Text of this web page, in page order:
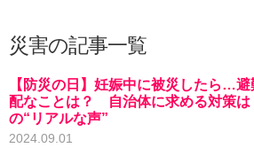
災害の記事一覧
【防災の日】妊娠中に被災したら…
配なことは？ 自治体に求める対策
の“リアルな声”
2024.09.01